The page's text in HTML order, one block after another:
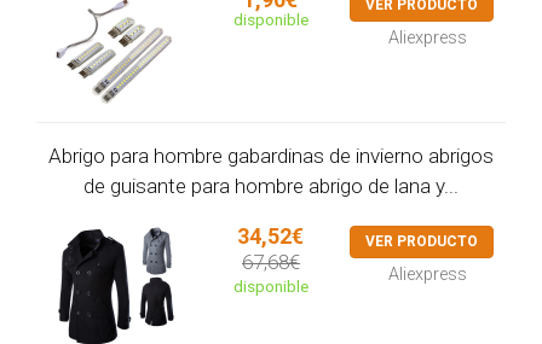
disponible
VER PRODUCTO
Aliexpress
Abrigo para hombre gabardinas de invierno abrigos
de guisante para hombre abrigo de lana y...
34,52€
67,68€
disponible
VER PRODUCTO
Aliexpress